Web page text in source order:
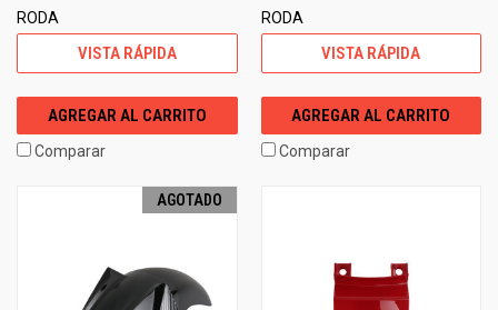
RODA
VISTA RÁPIDA
AGREGAR AL CARRITO
Comparar
RODA
VISTA RÁPIDA
AGREGAR AL CARRITO
Comparar
AGOTADO